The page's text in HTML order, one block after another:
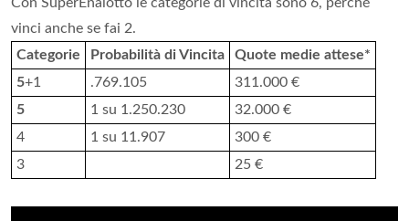
Con SuperEnalotto le categorie di vincita sono 6, perché
vinci anche se fai 2.
Categorie
Probabilità di Vincita
Quote medie attese*
5+1 .769.105
311.000 €
5
1 su 1.250.230
32.000 €
4
1 su 11.907
300 €
3
25 €